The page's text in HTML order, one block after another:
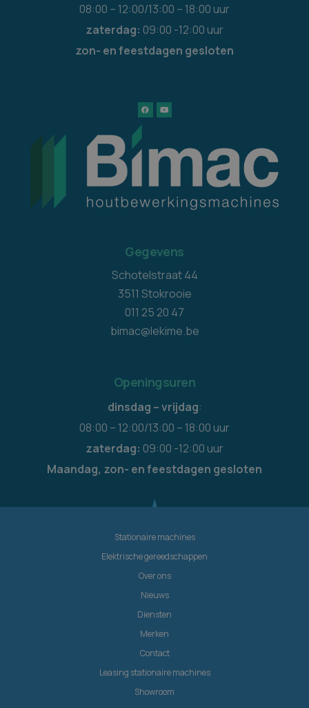
08:00 – 12:00/13:00 – 18:00 uur
zaterdag: 09:00 -12:00 uur
zon- en feestdagen gesloten
Gegevens
Schotelstraat 44
3511 Stokrooie
011 25 20 47
bimac@lekime.be
Openingsuren
dinsdag – vrijdag:
08:00 – 12:00/13:00 – 18:00 uur
zaterdag: 09:00 -12:00 uur
Maandag, zon- en feestdagen gesloten
Stationaire machines
Elektrische gereedschappen
Over ons
Nieuws
Diensten
Merken
Contact
Leasing stationaire machines
Showroom